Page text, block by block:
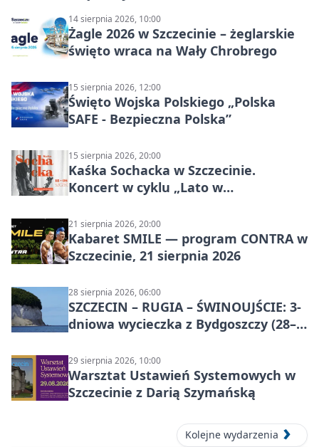
14 sierpnia 2026, 10:00
Żagle 2026 w Szczecinie – żeglarskie
święto wraca na Wały Chrobrego
15 sierpnia 2026, 12:00
Święto Wojska Polskiego „Polska
SAFE - Bezpieczna Polska”
15 sierpnia 2026, 20:00
Kaśka Sochacka w Szczecinie.
Koncert w cyklu „Lato w
21 sierpnia 2026, 20:00
Kabaret SMILE — program CONTRA w
Szczecinie, 21 sierpnia 2026
28 sierpnia 2026, 06:00
SZCZECIN – RUGIA – ŚWINOUJŚCIE: 3-
dniowa wycieczka z Bydgoszczy (28–
29 sierpnia 2026, 10:00
Warsztat Ustawień Systemowych w
Szczecinie z Darią Szymańską
Kolejne wydarzenia